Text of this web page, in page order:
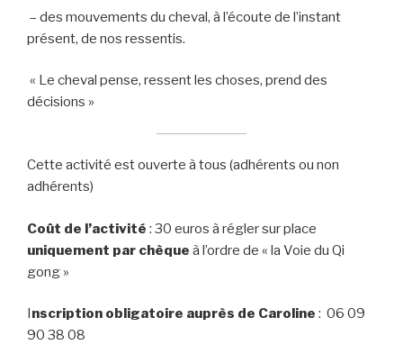
– des mouvements du cheval, à l’écoute de l’instant
présent, de nos ressentis.
« Le cheval pense, ressent les choses, prend des
décisions »
Cette activité est ouverte à tous (adhérents ou non
adhérents)
Coût de l’activité : 30 euros à régler sur place
uniquement par chèque à l’ordre de « la Voie du Qi
gong »
Inscription obligatoire auprès de Caroline : 06 09
90 38 08